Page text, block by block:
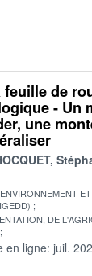
de
- Un
une
DE
en ligne: juil.